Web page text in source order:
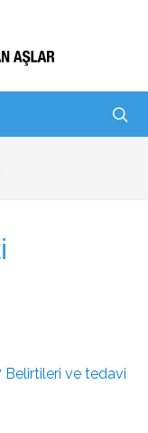
Belirtileri ve tedavi